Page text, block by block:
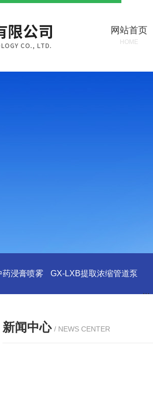
网站首页
HOME
药浸膏喷雾 GX-LXB提取浓缩管道泵
新闻中心 / NEWS CENTER